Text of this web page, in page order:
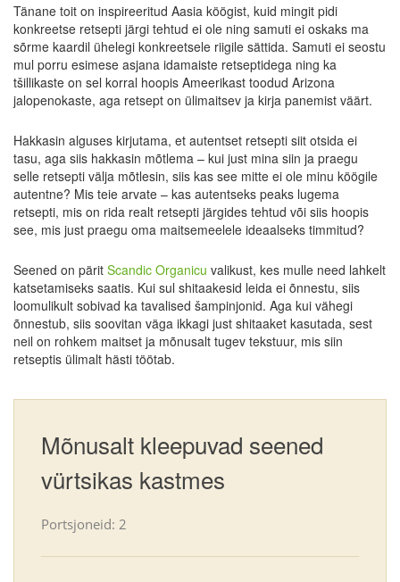
Tänane toit on inspireeritud Aasia köögist, kuid mingit pidi
konkreetse retsepti järgi tehtud ei ole ning samuti ei oskaks ma
sõrme kaardil ühelegi konkreetsele riigile sättida. Samuti ei seostu
mul porru esimese asjana idamaiste retseptidega ning ka
tšillikaste on sel korral hoopis Ameerikast toodud Arizona
jalopenokaste, aga retsept on ülimaitsev ja kirja panemist väärt.
Hakkasin alguses kirjutama, et autentset retsepti siit otsida ei
tasu, aga siis hakkasin mõtlema – kui just mina siin ja praegu
selle retsepti välja mõtlesin, siis kas see mitte ei ole minu köögile
autentne? Mis teie arvate – kas autentseks peaks lugema
retsepti, mis on rida realt retsepti järgides tehtud või siis hoopis
see, mis just praegu oma maitsemeelele ideaalseks timmitud?
Seened on pärit Scandic Organicu valikust, kes mulle need lahkelt
katsetamiseks saatis. Kui sul shitaakesid leida ei õnnestu, siis
loomulikult sobivad ka tavalised šampinjonid. Aga kui vähegi
õnnestub, siis soovitan väga ikkagi just shitaaket kasutada, sest
neil on rohkem maitset ja mõnusalt tugev tekstuur, mis siin
retseptis ülimalt hästi töötab.
Mõnusalt kleepuvad seened
vürtsikas kastmes
Portsjoneid: 2